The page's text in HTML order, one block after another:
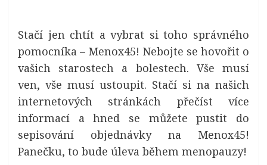
Stačí jen chtít a vybrat si toho správného
pomocníka – Menox45! Nebojte se hovořit o
vašich starostech a bolestech. Vše musí
ven, vše musí ustoupit. Stačí si na našich
internetových stránkách přečíst více
informací a hned se můžete pustit do
sepisování objednávky na Menox45!
Panečku, to bude úleva během menopauzy!